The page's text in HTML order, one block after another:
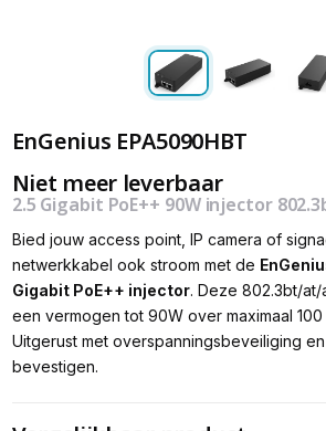
EnGenius EPA5090HBT
Niet meer leverbaar
2.5 Gigabit PoE++ 90W injector
Bied jouw access point, IP camera of
netwerkkabel ook stroom met de
Gigabit PoE++ injector. Deze 802.3bt/
een vermogen tot 90W over maximaal
Uitgerust met overspanningsbeveiliging
bevestigen.